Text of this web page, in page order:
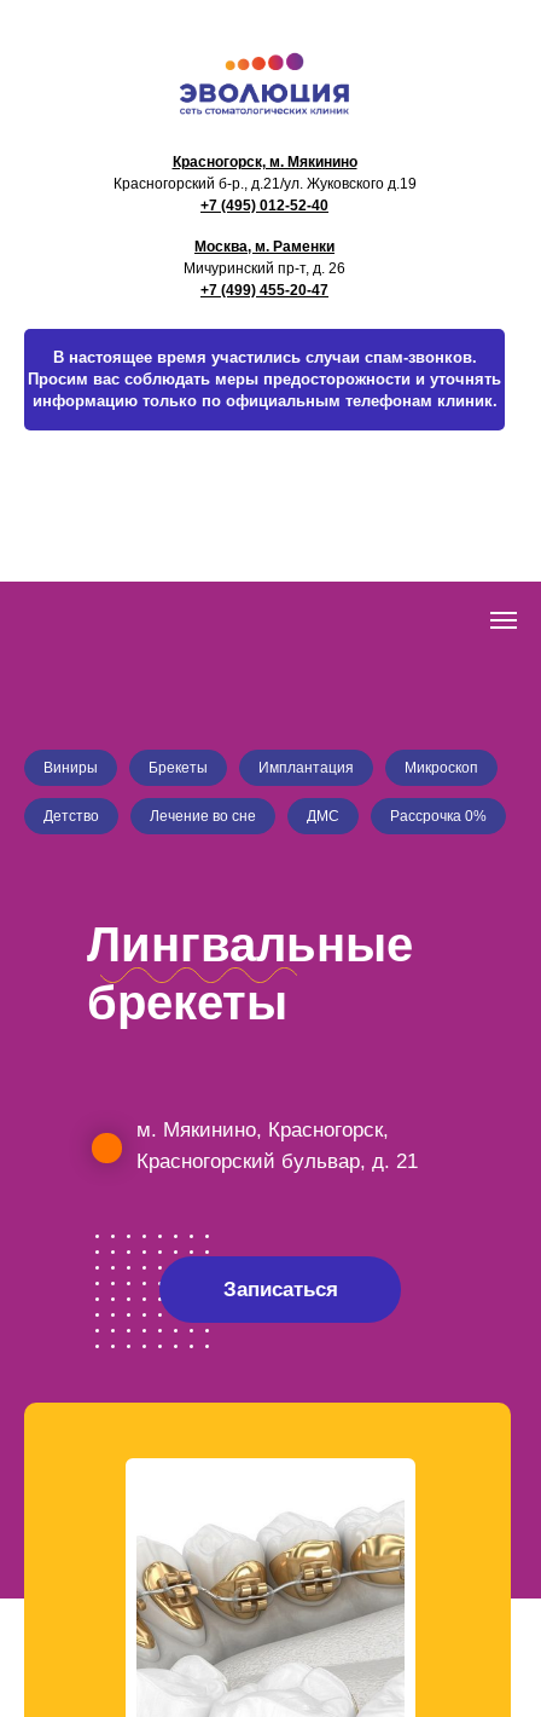
Красногорск, м. Мякинино
Красногорский б-р., д.21/ул. Жуковского д.19
+7 (495) 012-52-40
Москва, м. Раменки
Мичуринский пр-т, д. 26
+7 (499) 455-20-47
В настоящее время участились случаи спам-звонков.
Просим вас соблюдать меры предосторожности и уточнять
информацию только по официальным телефонам клиник.
Виниры Брекеты Имплантация Микроскоп
Детство Лечение во сне ДМС Рассрочка 0%
Лингвальные
брекеты
м. Мякинино, Красногорск,
Красногорский бульвар, д. 21
Записаться